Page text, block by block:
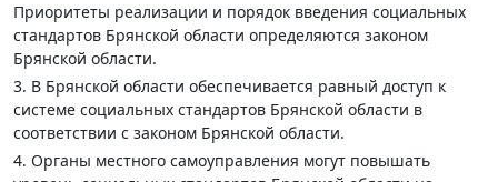
Приоритеты реализации и порядок введения социальных
стандартов Брянской области определяются законом
Брянской области.
3. В Брянской области обеспечивается равный доступ к
системе социальных стандартов Брянской области в
соответствии с законом Брянской области.
4. Органы местного самоуправления могут повышать